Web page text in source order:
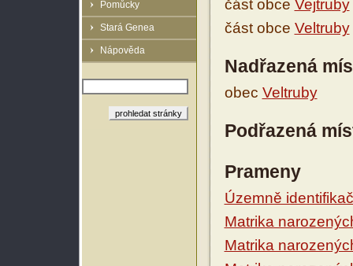
Pomůcky
Stará Genea
Nápověda
část obce Vejtruby
část obce Veltruby
Nadřazená
obec Veltruby
Podřazená
Prameny
Územně
Matrika
Matrika